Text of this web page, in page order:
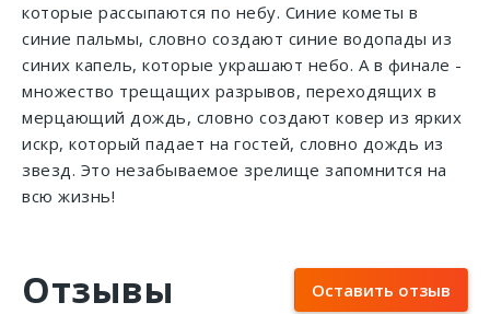
которые рассыпаются по небу. Синие кометы в
синие пальмы, словно создают синие водопады из
синих капель, которые украшают небо. А в финале -
множество трещащих разрывов, переходящих в
мерцающий дождь, словно создают ковер из ярких
искр, который падает на гостей, словно дождь из
звезд. Это незабываемое зрелище запомнится на
всю жизнь!
Отзывы Оставить отзыв